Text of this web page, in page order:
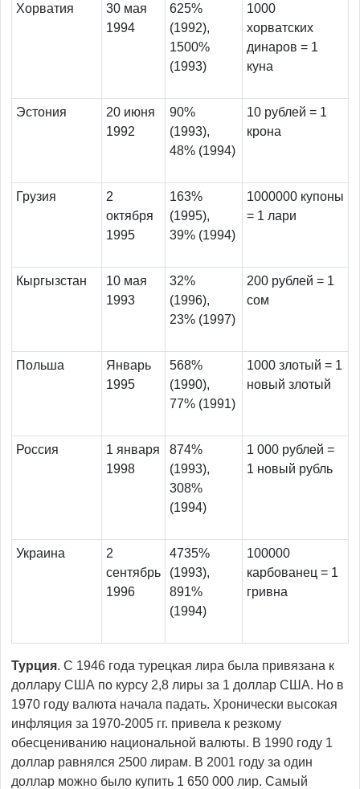
Хорватия
30 мая
1994
625%
(1992),
1500%
(1993)
1000
хорватских
динаров = 1
куна
Эстония
20 июня
1992
90%
(1993),
48% (1994)
10 рублей = 1
крона
Грузия
2
октября
1995
163%
(1995),
39% (1994)
1000000 купоны
= 1 лари
Кыргызстан
10 мая
1993
32%
(1996),
23% (1997)
200 рублей = 1
сом
Польша
Январь
1995
568%
(1990),
77% (1991)
1000 злотый = 1
новый злотый
Россия
1 января
1998
874%
(1993),
308%
(1994)
1 000 рублей =
1 новый рубль
Украина
2
сентябрь
1996
4735%
(1993),
891%
(1994)
100000
карбованец = 1
гривна
Турция. С 1946 года турецкая лира была привязана к
доллару США по курсу 2,8 лиры за 1 доллар США. Но в
1970 году валюта начала падать. Хронически высокая
инфляция за 1970-2005 гг. привела к резкому
обесцениванию национальной валюты. В 1990 году 1
доллар равнялся 2500 лирам. В 2001 году за один
доллар можно было купить 1 650 000 лир. Самый